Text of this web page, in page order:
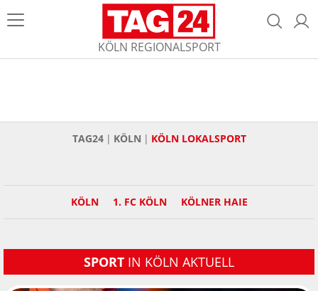
KÖLN REGIONALSPORT
TAG24 KÖLN KÖLN LOKALSPORT
KÖLN 1. FC KÖLN KÖLNER HAIE
SPORT IN KÖLN AKTUELL